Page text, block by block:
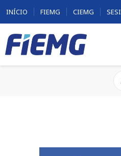
INÍCIO FIEMG CIEMG SESI